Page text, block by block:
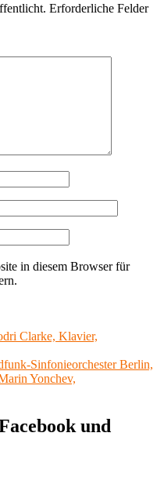
Erforderliche Felder
in diesem Browser für
Clarke, Klavier,
Sinfonieorchester Berlin,
Yonchev,
und